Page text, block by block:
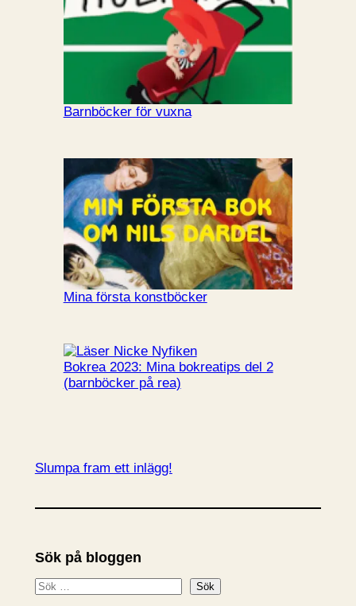
Barnböcker för vuxna
Mina första konstböcker
Bokrea 2023: Mina bokreatips del 2
(barnböcker på rea)
Slumpa fram ett inlägg!
Sök på bloggen
S
Sök